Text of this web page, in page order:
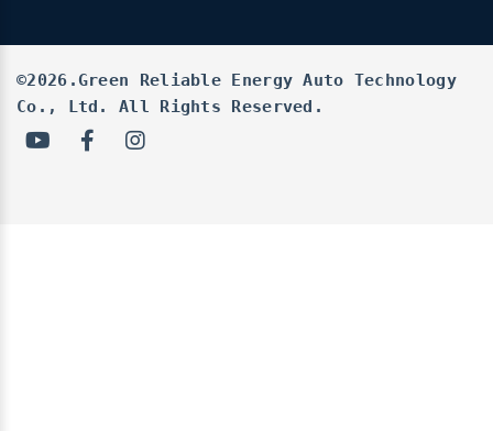
©2026.Green Reliable Energy Auto Technology
Co., Ltd. All Rights Reserved.